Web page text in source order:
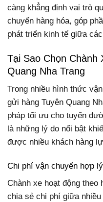
càng khẳng định vai trò
chuyển hàng hóa, góp
phát triển kinh tế giữa
Tại Sao Chọn Chành
Quang Nha Trang
Trong nhiều hình thức
gửi hàng Tuyên Quang
pháp tối ưu cho tuyến
là những lý do nổi bật
được nhiều khách hàng
Chi phí vận chuyển hợp lý
Chành xe hoạt động theo
chia sẻ chi phí giữa nhiều